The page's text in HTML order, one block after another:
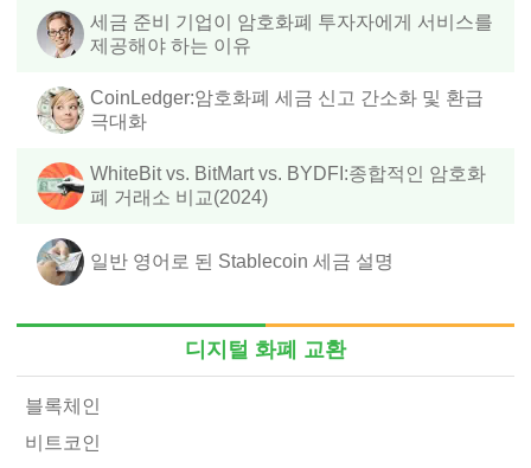
세금 준비 기업이 암호화폐 투자자에게 서비스를
제공해야 하는 이유
CoinLedger:암호화폐 세금 신고 간소화 및 환급
극대화
WhiteBit vs. BitMart vs. BYDFI:종합적인 암호화
폐 거래소 비교(2024)
일반 영어로 된 Stablecoin 세금 설명
디지털 화폐 교환
블록체인
비트코인